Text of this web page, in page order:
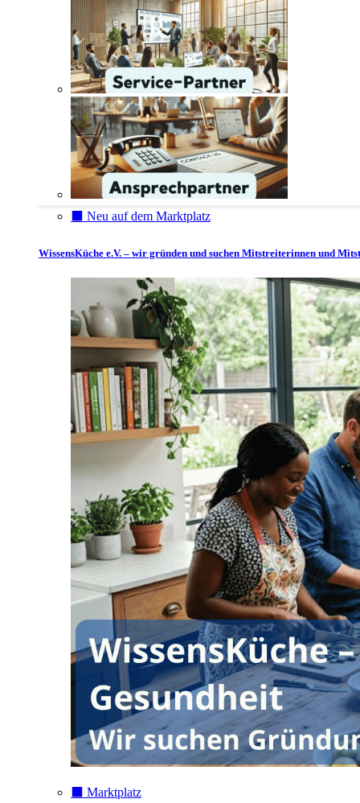
⬛️ Neu auf dem Marktplatz
WissensKüche e.V. – wir gründen und suchen Mitstreiterinnen und
⬛️ Marktplatz